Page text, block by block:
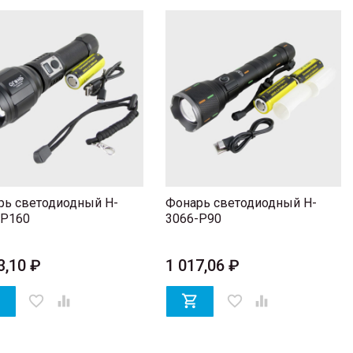
12V
Очки для зрения T-8002 + 3,5 Diopter
137,08 ₽
светодиодный H-
₽
favorite_border 
Фонарь светодиодный H-
3066-P90
1 017,06 ₽
 favorite_border 